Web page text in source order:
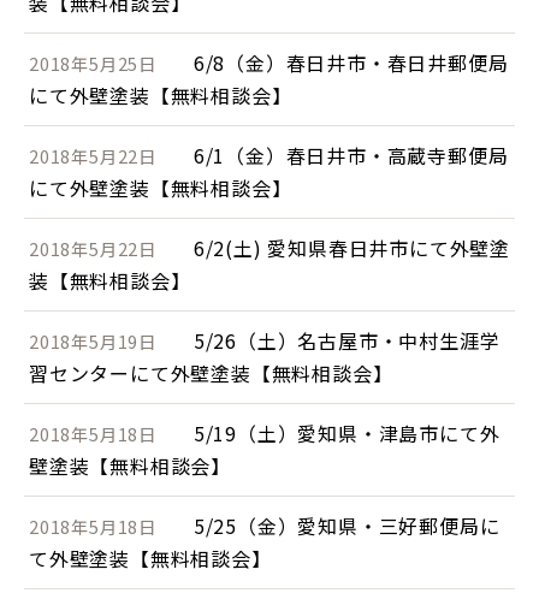
2018年5月25日
6/8（金）春日井市・春日井郵便局
にて外壁塗装【無料相談会】
2018年5月22日
6/1（金）春日井市・高蔵寺郵便局
にて外壁塗装【無料相談会】
2018年5月22日
6/2(土) 愛知県春日井市にて外壁塗
装【無料相談会】
2018年5月19日
5/26（土）名古屋市・中村生涯学
習センターにて外壁塗装【無料相談会】
2018年5月18日
5/19（土）愛知県・津島市にて外
壁塗装【無料相談会】
2018年5月18日
5/25（金）愛知県・三好郵便局に
て外壁塗装【無料相談会】